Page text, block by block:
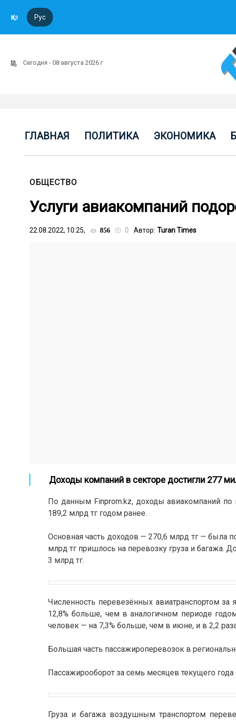
Қаз Рус
Сегодня - 08 августа 2026 г
ГЛАВНАЯ ПОЛИТИКА ЭКОНОМИКА
ОБЩЕСТВО
Услуги авиакомпаний
22.08.2022, 10:25, 856 0 Автор: Turan Times
Доходы компаний в секторе достигли 277
По данным Finprom.kz, доходы авиакомпаний по
189,2 млрд тг годом ранее.
Основная часть доходов — 270,6 млрд тг — была
млрд тг пришлось на перевозку груза и багажа.
3 млрд тг.
Численность перевезённых авиатранспортом
12,8% больше, чем в аналогичном периоде
человек — на 7,3% больше, чем в июне, и в 2,2
Большая часть пассажироперевозок в
Пассажирооборот за семь месяцев текущего
Груза и багажа воздушным транспортом